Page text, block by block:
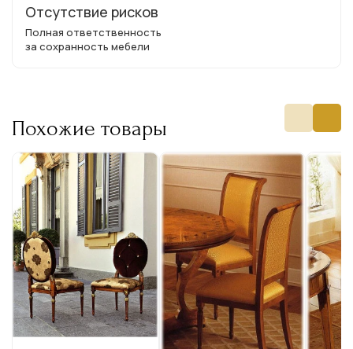
Отсутствие рисков
Полная ответственность
за сохранность мебели
Похожие товары